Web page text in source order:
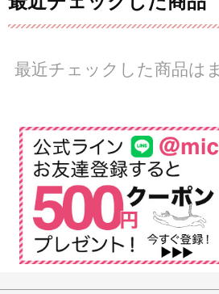
最近チェックした商品は